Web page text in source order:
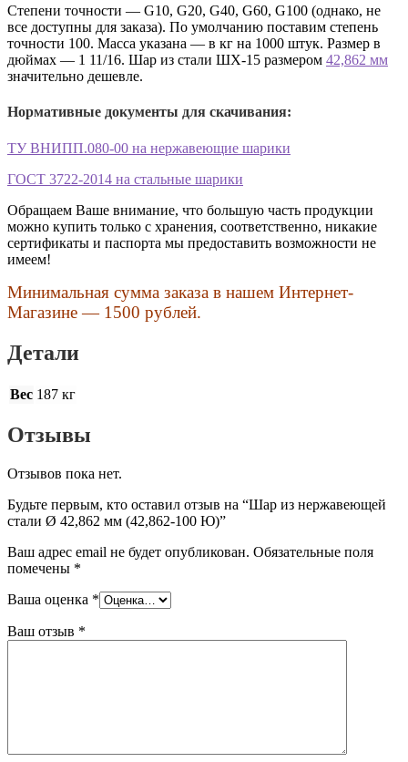
Степени точности — G10, G20, G40, G60, G100 (однако, не
все доступны для заказа). По умолчанию поставим степень
точности 100. Масса указана — в кг на 1000 штук. Размер в
дюймах — 1 11/16. Шар из стали ШХ-15 размером 42,862 мм
значительно дешевле.
Нормативные документы для скачивания:
ТУ ВНИПП.080-00 на нержавеющие шарики
ГОСТ 3722-2014 на стальные шарики
Обращаем Ваше внимание, что большую часть продукции
можно купить только с хранения, соответственно, никакие
сертификаты и паспорта мы предоставить возможности не
имеем!
Минимальная сумма заказа в нашем Интернет-
Магазине — 1500 рублей.
Детали
Вес 187 кг
Отзывы
Отзывов пока нет.
Будьте первым, кто оставил отзыв на “Шар из нержавеющей
стали Ø 42,862 мм (42,862-100 Ю)”
Ваш адрес email не будет опубликован. Обязательные поля
помечены *
Ваша оценка *
Ваш отзыв *